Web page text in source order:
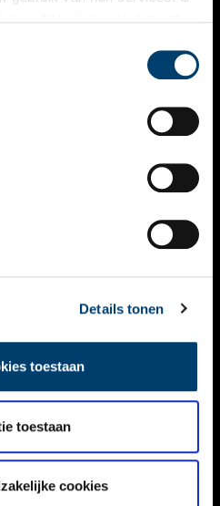
Details tonen
toestaan
toestaan
cookies